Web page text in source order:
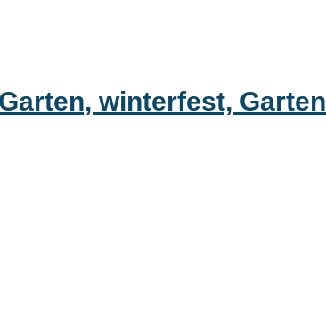
winterfest, Garten